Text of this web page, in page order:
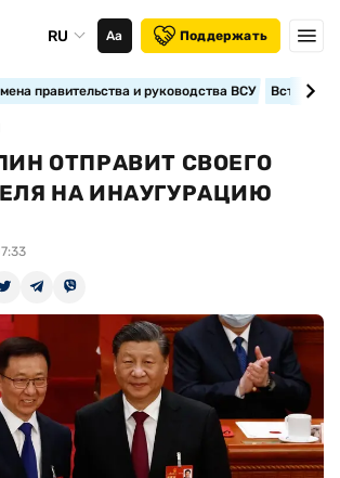
RU Аа Поддержать
правительства и руководства ВСУ
ОТПРАВИТ СВОЕГО
НА ИНАУГУРАЦИЮ